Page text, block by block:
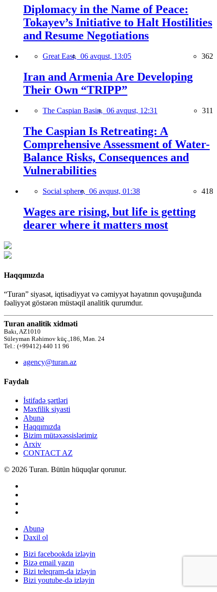
Diplomacy in the Name of Peace:
Tokayev’s Initiative to Halt Hostilities
and Resume Negotiations
Great East, 06 avqust, 13:05 362
Iran and Armenia Are Developing
Their Own “TRIPP”
The Caspian Basin, 06 avqust, 12:31 311
The Caspian Is Retreating: A
Comprehensive Assessment of Water-
Balance Risks, Consequences and
Vulnerabilities
Social sphere, 06 avqust, 01:38 418
Wages are rising, but life is getting
dearer where it matters most
Haqqımızda
“Turan” siyasət, iqtisadiyyat və cəmiyyət həyatının qovuşuğunda
fəaliyyət göstərən müstəqil analitik qurumdur.
Turan analitik xidməti
Bakı, AZ1010
Süleyman Rəhimov küç.,186, Mən. 24
Tel.: (+99412) 440 11 96
agency@turan.az
Faydalı
İstifadə şərtləri
Məxfilik siyasti
Abunə
Haqqımızda
Bizim mütəxəssislərimiz
Arxiv
CONTACT AZ
© 2026 Turan. Bütün hüquqlar qorunur.
Abunə
Daxil ol
Bizi facebookda izləyin
Bizə email yazın
Bizi teleqram-da izləyin
Bizi youtube-də izləyin